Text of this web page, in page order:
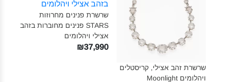
שרשרת זהב אצילי, קריסטלים
ויהלומים Moonlight‎
שרשרת פנינים מחרוזות
STARS פנינים מחוברות בזהב
אצילי ויהלומים‎
₪37,990